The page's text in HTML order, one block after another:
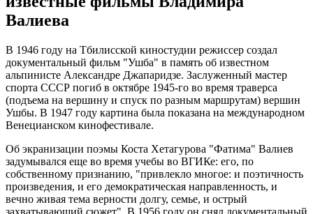
Валиева
В 1946 году на Тбилисской киностудии режиссер создал
документальный фильм "Ушба" в память об известном
альпинисте Александре Джапаридзе. Заслуженный мастер
спорта СССР погиб в октябре 1945-го во время траверса
(подъема на вершину и спуск по разным маршрутам) вершин
Ушбы. В 1947 году картина была показана на международном
Венецианском кинофестивале.
Об экранизации поэмы Коста Хетагурова "Фатима" Валиев
задумывался еще во время учебы во ВГИКе: его, по
собственному признанию, "привлекло многое: и поэтичность
произведения, и его демократическая направленность, и
вечно живая тема верности долгу, семье, и острый
захватывающий сюжет". В 1956 году он снял документальный